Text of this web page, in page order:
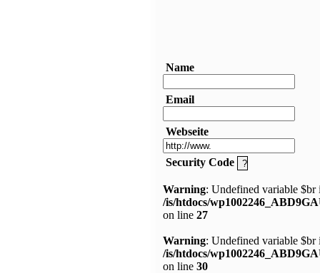
Name
Email
Webseite
Security Code
Warning: Undefined variable $br
/is/htdocs/
on line 27
Warning: Undefined variable $br
/is/htdocs/
on line 30